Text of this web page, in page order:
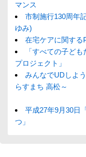
マンス
市制施行130周年
ゆみ)
在宅ケアに関する
「すべての子ど
プロジェクト」
みんなでUDしよ
らすまち 高松～
平成27年9月30日
つ」